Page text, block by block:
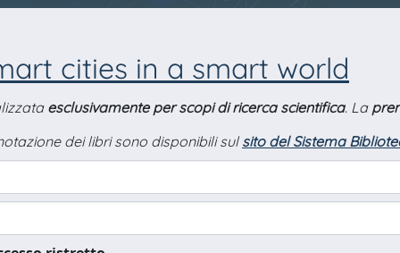
cities in a smart world
esclusivamente per scopi di ricerca scientifica. La
dei libri sono disponibili sul sito del Sistema